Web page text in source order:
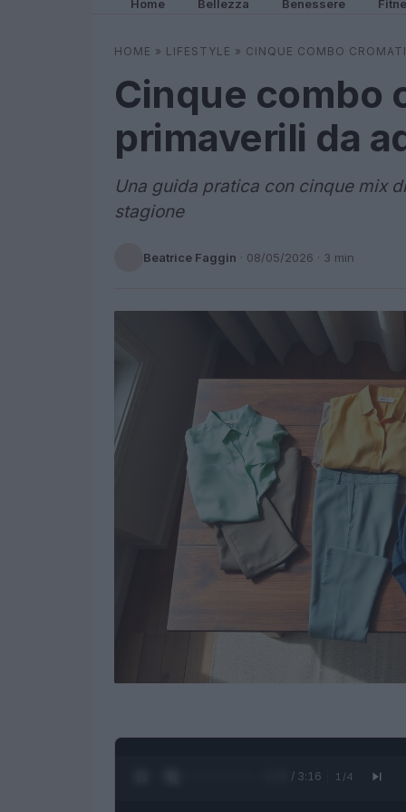
Home Bellezza Benessere
HOME » LIFESTYLE » CINQUE COMBO
Cinque combo
primaverili da
Una guida pratica con cinque mix
stagione
Beatrice Faggin · 08/05/2026 · 3 min
0:28 / 3:16 1 /4